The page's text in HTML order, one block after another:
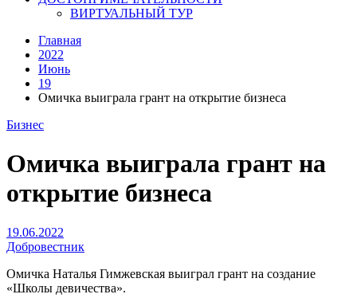
ВИРТУАЛЬНЫЙ ТУР
Главная
2022
Июнь
19
Омичка выиграла грант на открытие бизнеса
Бизнес
Омичка выиграла грант на
открытие бизнеса
19.06.2022
Добровестник
Омичка Наталья Гимжевская выиграл грант на создание
«Школы девичества».